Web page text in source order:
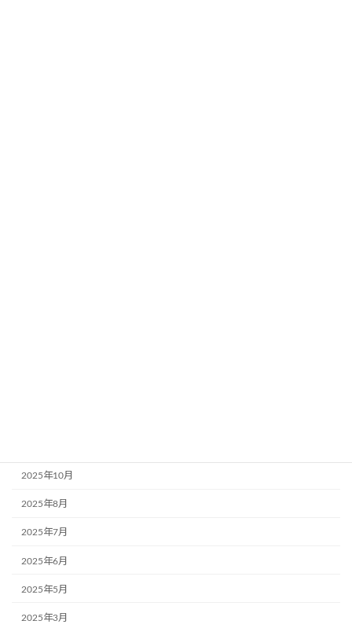
2025年10月
2025年8月
2025年7月
2025年6月
2025年5月
2025年3月